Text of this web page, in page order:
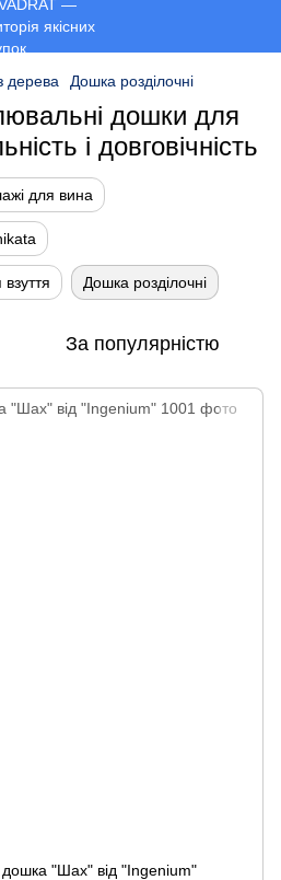
дерева Дошка розділочні
дошки для
і довговічність
для вина
Дошка розділочні
За популярністю
"Шах" від "Ingenium"